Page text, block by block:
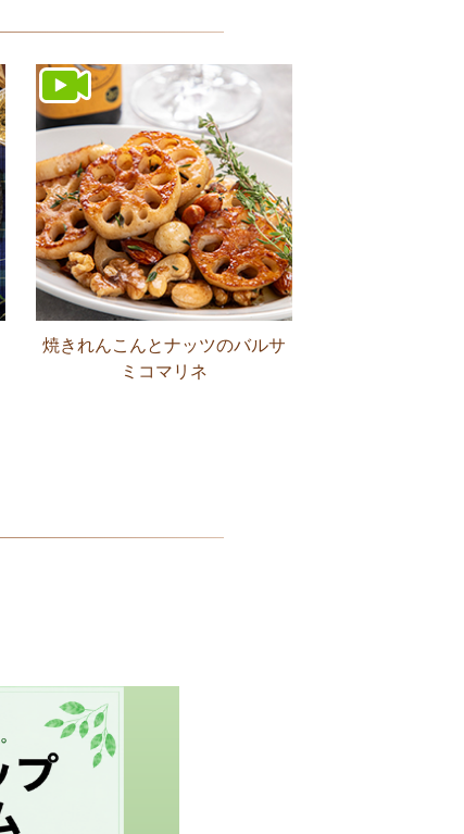
焼きれんこんとナッツのバルサ
ミコマリネ